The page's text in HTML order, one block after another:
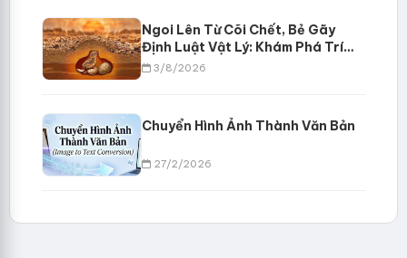
Ngoi Lên Từ Cõi Chết, Bẻ Gãy
Định Luật Vật Lý: Khám Phá Trí
Tuệ Sinh Tồn Của Choi Choi Ai
3/8/2026
Chuyển Hình Ảnh Thành Văn Bản
27/2/2026